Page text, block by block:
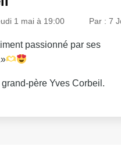
1 mai à 19:00 Par : 7
passionné par ses
grand-père Yves Corbeil.